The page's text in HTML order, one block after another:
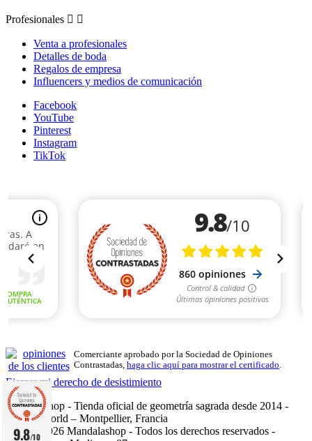
Profesionales  
Venta a profesionales
Detalles de boda
Regalos de empresa
Influencers y medios de comunicación
Facebook
YouTube
Pinterest
Instagram
TikTok
Comerciante aprobado por la Sociedad de Opiniones
Contrastadas, haga clic aquí para mostrar el certificado.
Ejercer mi derecho de desistimiento
Mandalashop - Tienda oficial de geometría sagrada desde 2014 -
Sarl Uniworld – Montpellier, Francia
©2014–2026 Mandalashop - Todos los derechos reservados -
9.8/10